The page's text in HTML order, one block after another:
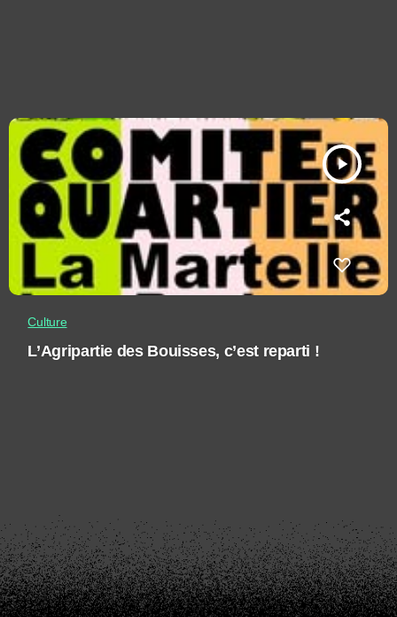
play_arrow
Culture
L’Agripartie des Bouisses, c’est reparti !